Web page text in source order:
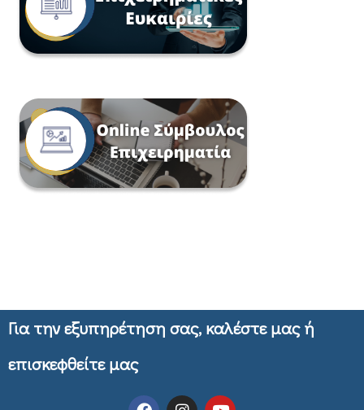
Για την εξυπηρέτηση σας, καλέστε μας ή
επισκεφθείτε μας